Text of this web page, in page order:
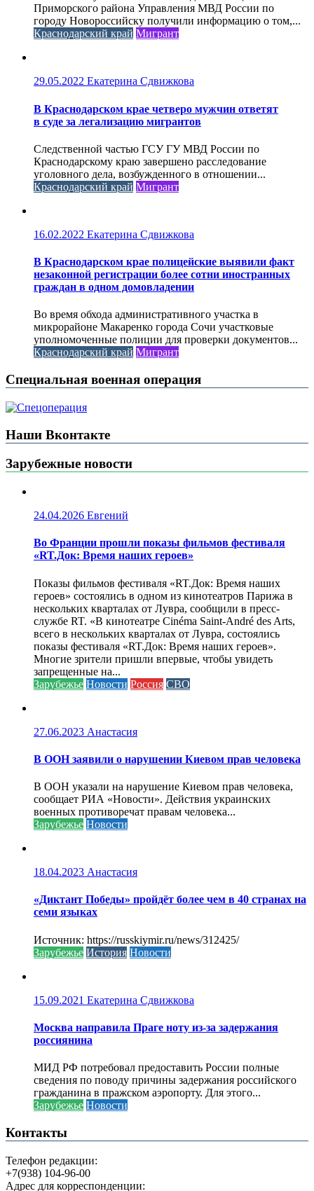
Приморского района Управления МВД России по
городу Новороссийску получили информацию о том,...
Краснодарский край Мигрант
29.05.2022 Екатерина Сдвижкова
В Краснодарском крае четверо мужчин ответят
в суде за легализацию мигрантов
Следственной частью ГСУ ГУ МВД России по
Краснодарскому краю завершено расследование
уголовного дела, возбужденного в отношении...
Краснодарский край Мигрант
16.02.2022 Екатерина Сдвижкова
В Краснодарском крае полицейские выявили факт
незаконной регистрации более сотни иностранных
граждан в одном домовладении
Во время обхода административного участка в
микрорайоне Макаренко города Сочи участковые
уполномоченные полиции для проверки документов...
Краснодарский край Мигрант
Специальная военная операция
Наши Вконтакте
Зарубежные новости
24.04.2026 Евгений
Во Франции прошли показы фильмов фестиваля
«RT.Док: Время наших героев»
Показы фильмов фестиваля «RT.Док: Время наших
героев» состоялись в одном из кинотеатров Парижа в
нескольких кварталах от Лувра, сообщили в пресс-
службе RT. «В кинотеатре Cinéma Saint-André des Arts,
всего в нескольких кварталах от Лувра, состоялись
показы фестиваля «RT.Док: Время наших героев».
Многие зрители пришли впервые, чтобы увидеть
запрещенные на...
Зарубежье Новости Россия СВО
27.06.2023 Анастасия
В ООН заявили о нарушении Киевом прав человека
В ООН указали на нарушение Киевом прав человека,
сообщает РИА «Новости». Действия украинских
военных противоречат правам человека...
Зарубежье Новости
18.04.2023 Анастасия
«Диктант Победы» пройдёт более чем в 40 странах на
семи языках
Источник: https://russkiymir.ru/news/312425/
Зарубежье История Новости
15.09.2021 Екатерина Сдвижкова
Москва направила Праге ноту из-за задержания
россиянина
МИД РФ потребовал предоставить России полные
сведения по поводу причины задержания российского
гражданина в пражском аэропорту. Для этого...
Зарубежье Новости
Контакты
Телефон редакции:
+7(938) 104-96-00
Адрес для корреспонденции: